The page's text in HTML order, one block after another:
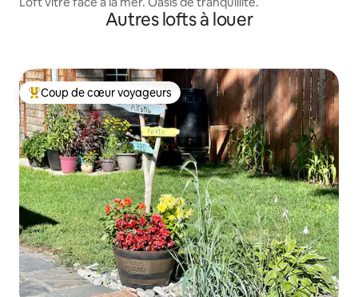
Autres lofts à louer
Coup de cœur voyageurs parmi les plus aimés
Coup de cœur voyageurs